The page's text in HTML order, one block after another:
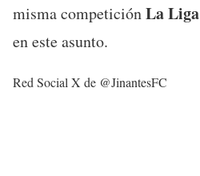
misma competiciónLa Liga
en este asunto.
Red Social X de @JinantesFC